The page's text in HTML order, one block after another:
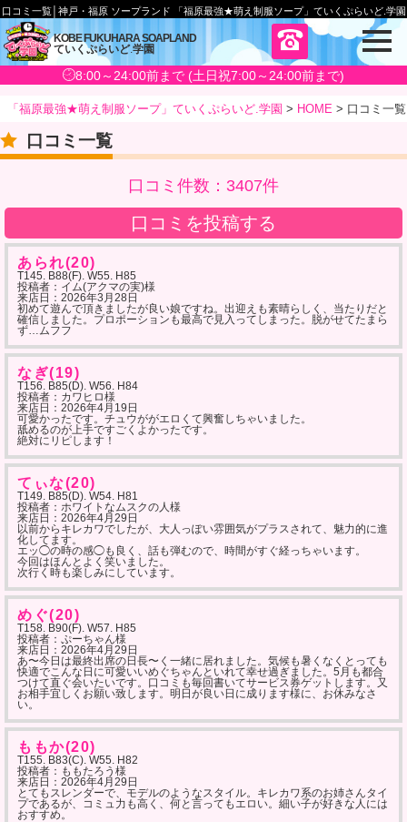
口コミ一覧│神戸・福原 ソープランド 「福原最強★萌え制服ソープ」ていくぷらいど.学園
KOBE FUKUHARA SOAPLAND
ていくぷらいど.学園
8:00～24:00前まで (土日祝7:00～24:00前まで)
メ
ニ
ュ
ー
「福原最強★萌え制服ソープ」ていくぷらいど.学園 > HOME > 口コミ一覧
口コミ一覧
口コミ件数：3407件
口コミを投稿する
あられ(20)
T145. B88(F). W55. H85
投稿者：イム(アクマの実)様
来店日： 2026年3月28日
初めて遊んで頂きましたが良い娘ですね。出迎えも素晴らしく、当たりだと
確信しました。プロポーションも最高で見入ってしまった。脱がせてたまら
ず…ムフフ
なぎ(19)
T156. B85(D). W56. H84
投稿者：カワヒロ様
来店日： 2026年4月19日
可愛かったです。チュウががエロくて興奮しちゃいました。
舐めるのが上手ですごくよかったです。
絶対にリピします！
てぃな(20)
T149. B85(D). W54. H81
投稿者：ホワイトなムスクの人様
来店日： 2026年4月29日
以前からキレカワでしたが、大人っぽい雰囲気がプラスされて、魅力的に進
化してます。
エッ◯の時の感◯も良く、話も弾むので、時間がすぐ経っちゃいます。
今回はほんとよく笑いました。
次行く時も楽しみにしています。
めぐ(20)
T158. B90(F). W57. H85
投稿者：ぷーちゃん様
来店日： 2026年4月29日
あ〜今日は最終出席の日長〜く一緒に居れました。気候も暑くなくとっても
快適でこんな日に可愛いいめぐちゃんといれて幸せ過ぎました。5月も都合
つけて直ぐ会いたいです。口コミも毎回書いてサービス券ゲットします。又
お相手宜しくお願い致します。明日が良い日に成ります様に、お休みなさ
い。
ももか(20)
T155. B83(C). W55. H82
投稿者：ももたろう様
来店日： 2026年4月29日
とてもスレンダーで、モデルのようなスタイル。キレカワ系のお姉さんタイ
プであるが、コミュ力も高く、何と言ってもエロい。細い子が好きな人には
おすすめ。